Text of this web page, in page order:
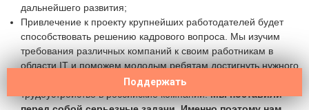
Поддержать
дальнейшего развития;
Привлечение к проекту крупнейших работодателей будет
способствовать решению кадрового вопроса. Мы изучим
требования различных компаний к своим работникам в
области IT и поможем молодым ребятам достигнуть нужного
профессионального уровня. Так мы обеспечим им
трудоустройство в российские компании.Мы поставили